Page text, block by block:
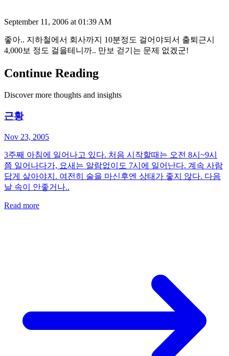
September 11, 2006 at 01:39 AM
좋아.. 지하철에서 회사까지 10분정도 걸어야되서 출퇴근시
4,000보 정도 걸을테니까.. 만보 걷기는 문제 없겠군!
Continue Reading
Discover more thoughts and insights
근황
Nov 23, 2005
3주째 아침에 일어나고 있다. 처음 시작할때는 오전 8시~9시
쯤 일어나다가, 요새는 알람없이도 7시에 일어난다. 계속 사람
답게 살아야지. 여전히 술을 마신후엔 상태가 좋지 않다. 다음
날 속이 안좋거나..
Read more